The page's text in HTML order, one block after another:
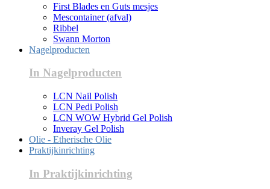
First Blades en Guts mesjes
Mescontainer (afval)
Ribbel
Swann Morton
Nagelproducten
In Nagelproducten
LCN Nail Polish
LCN Pedi Polish
LCN WOW Hybrid Gel Polish
Inveray Gel Polish
Olie - Etherische Olie
Praktijkinrichting
In Praktijkinrichting